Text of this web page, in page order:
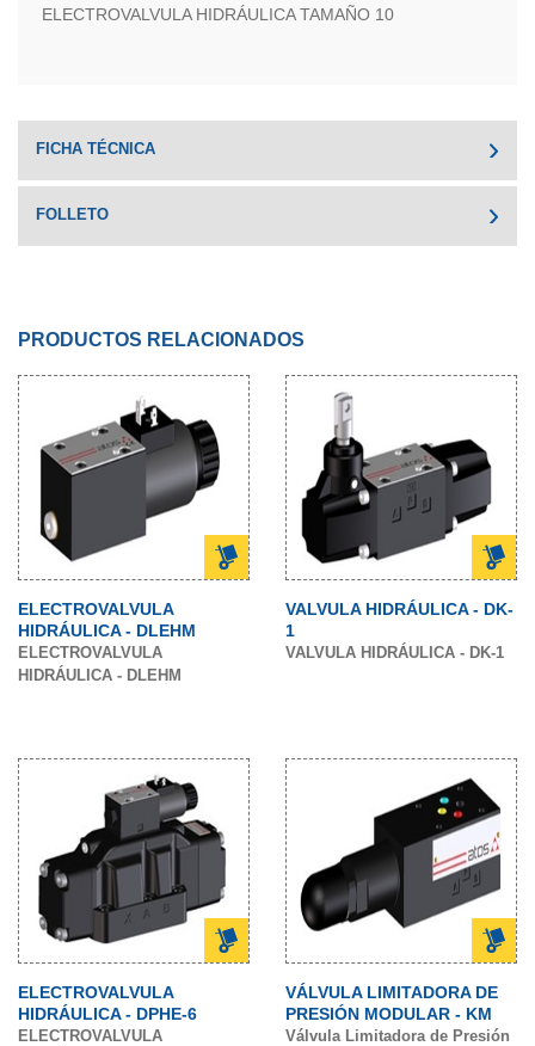
ELECTROVALVULA HIDRÁULICA TAMAÑO 10
FICHA TÉCNICA
FOLLETO
PRODUCTOS RELACIONADOS
ELECTROVALVULA
HIDRÁULICA - DLEHM
ELECTROVALVULA
HIDRÁULICA - DLEHM
VALVULA HIDRÁULICA - DK-
1
VALVULA HIDRÁULICA - DK-1
ELECTROVALVULA
HIDRÁULICA - DPHE-6
ELECTROVALVULA
VÁLVULA LIMITADORA DE
PRESIÓN MODULAR - KM
Válvula Limitadora de Presión